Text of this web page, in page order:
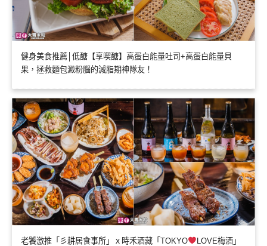
健身美食推薦│低醣【享喫醣】高蛋白能量吐司+高蛋白能量貝
果，拯救麵包澱粉腦的減脂期神隊友！
老饕激推「彡耕居食事所」ｘ時禾酒藏「TOKYO
LOVE梅酒」